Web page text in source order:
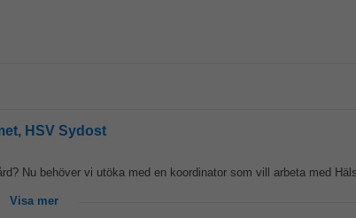
HSV Sydost
Nu behöver vi utöka med en koordinator som vill arbeta med
Visa mer